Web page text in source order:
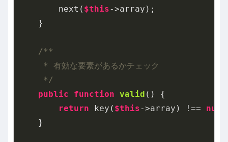
        next(
$this->array);
    }
/**
     * 有効な要素があるかチェック
     */
public
function valid ()
{
return key( $this->array) !== null
    }